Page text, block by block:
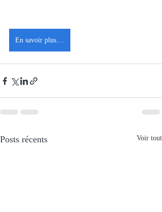
En savoir plus....
Posts récents Voir tout